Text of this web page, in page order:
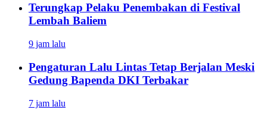
Terungkap Pelaku Penembakan di Festival
Lembah Baliem
9 jam lalu
Pengaturan Lalu Lintas Tetap Berjalan Meski
Gedung Bapenda DKI Terbakar
7 jam lalu